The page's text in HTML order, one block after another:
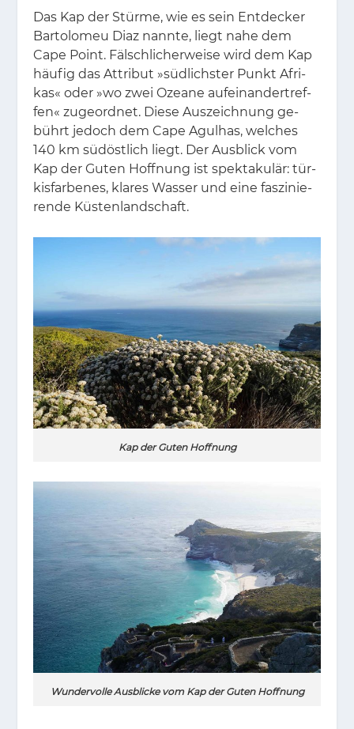
Das Kap der Stür­me, wie es sein Ent­de­cker
Bar­to­lo­meu Diaz nann­te, liegt nahe dem
Cape Point. Fälsch­li­cher­wei­se wird dem Kap
häu­fig das At­tri­but »süd­lichs­ter Punkt Afri­
kas« oder »wo zwei Ozea­ne auf­ein­an­der­tref­
fen« zu­ge­ord­net. Die­se Aus­zeich­nung ge­
bührt je­doch dem Cape Agul­has, wel­ches
140 km süd­öst­lich liegt. Der Aus­blick vom
Kap der Gu­ten Hoff­nung ist spek­ta­ku­lär: tür­
kis­far­be­nes, kla­res Was­ser und eine fas­zi­nie­
ren­de Küs­ten­land­schaft.
Kap der Guten Hoffnung
Wundervolle Ausblicke vom Kap der Guten Hoffnung